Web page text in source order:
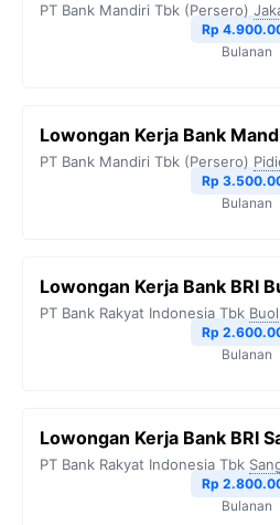
PT Bank Mandiri Tbk (Persero)
Rp
Bulanan
Lowongan Kerja Bank
PT Bank Mandiri Tbk (Persero)
Rp
Bulanan
Lowongan Kerja Bank BRI
PT Bank Rakyat Indonesia Tbk Buol
Rp
Bulanan
Lowongan Kerja Bank BRI
PT Bank Rakyat Indonesia Tbk
Rp
Bulanan